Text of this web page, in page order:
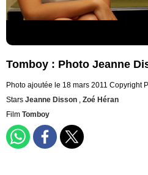
Tomboy : Photo Jeanne
Photo ajoutée le 18 mars 2011 Copyright
Stars Jeanne Disson , Zoé Héran
Film Tomboy